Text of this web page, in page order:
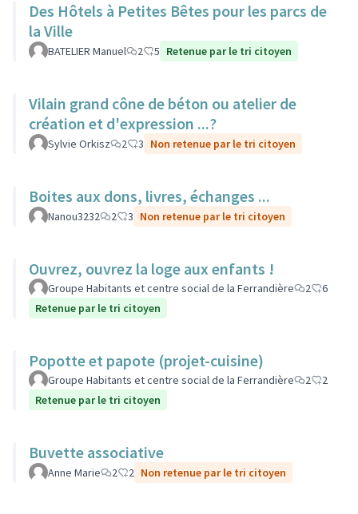
Des Hôtels à Petites Bêtes pour les parcs de
la Ville
BATELIER Manuel 2 5 Retenue par le tri citoyen
Vilain grand cône de béton ou atelier de
création et d'expression ...?
Sylvie Orkisz 2 3 Non retenue par le tri citoyen
Boites aux dons, livres, échanges ...
Nanou3232 2 3 Non retenue par le tri citoyen
Ouvrez, ouvrez la loge aux enfants !
Groupe Habitants et centre social de la Ferrandière 2
6
Retenue par le tri citoyen
Popotte et papote (projet-cuisine)
Groupe Habitants et centre social de la Ferrandière 2
2
Retenue par le tri citoyen
Buvette associative
Anne Marie 2 2 Non retenue par le tri citoyen